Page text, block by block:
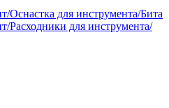
Оснастка для инструмента/Бита
Расходники для инструмента/